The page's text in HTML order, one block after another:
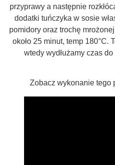
przyprawy a następnie
dodatki tuńczyka w sosie
pomidory oraz trochę
około 25 minut, temp 180°C.
wtedy wydłużamy czas
Zobacz wykonanie tego